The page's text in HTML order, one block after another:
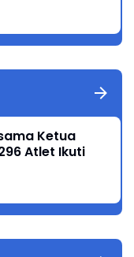
Ketua
Atlet Ikuti